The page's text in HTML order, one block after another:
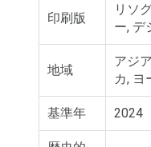
印刷版
リソ
ー, デ
地域
アジ
カ, ヨ
基準年 2024